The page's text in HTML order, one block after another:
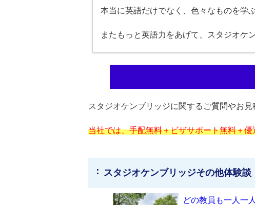
本当に英語だけでなく、色々なものを学
またもっと英語力をあげて、スタジオケ
スタジオケンブリッジに関するご質問やお
当社では、手配無料＋ビザサポート無料＋
スタジオケンブリッジその他体験談
どの教員も一人一